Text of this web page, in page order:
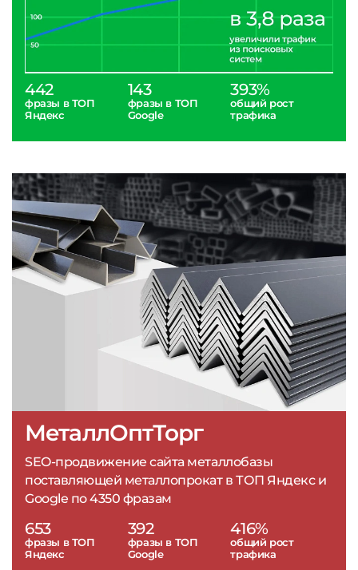
МеталлОптТорг
SEO-продвижение сайта металлобазы
поставляющей металлопрокат в ТОП Яндекс и
Google по 4350 фразам
653
фразы в ТОП
Яндекс
392
фразы в ТОП
Google
416%
общий рост
трафика
442
фразы в ТОП
Яндекс
143
фразы в ТОП
Google
393%
общий рост
трафика